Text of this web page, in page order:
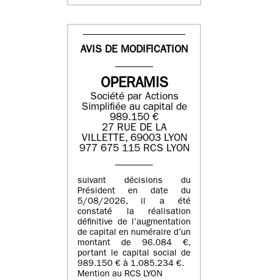
AVIS DE MODIFICATION
OPERAMIS
Société par Actions
Simplifiée au capital de
989.150 €
27 RUE DE LA
VILLETTE, 69003 LYON
977 675 115 RCS LYON
suivant décisions du
Président en date du
5/08/2026, il a été
constaté la réalisation
définitive de l’augmentation
de capital en numéraire d’un
montant de 96.084 €,
portant le capital social de
989.150 € à 1.085.234 €.
Mention au RCS LYON